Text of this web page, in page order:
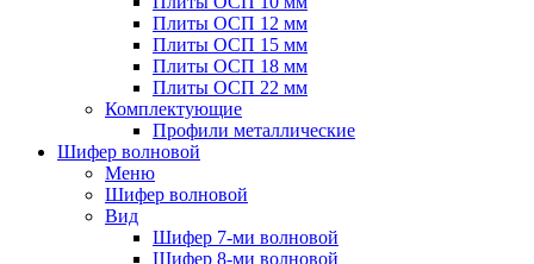
Плиты ОСП 12 мм
Плиты ОСП 15 мм
Плиты ОСП 18 мм
Плиты ОСП 22 мм
Комплектующие
Профили металлические
Шифер волновой
Меню
Шифер волновой
Вид
Шифер 7-ми волновой
Шифер 8-ми волновой